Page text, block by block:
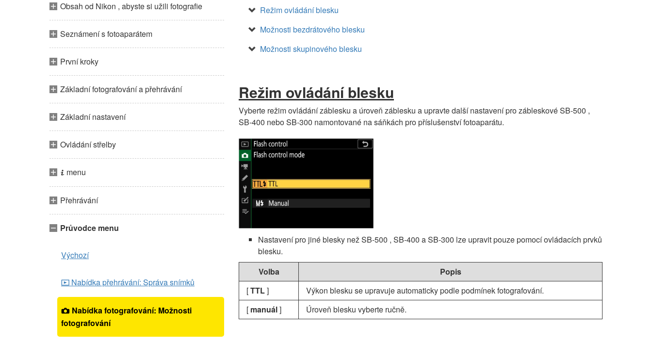
Obsah od Nikon , abyste si užili fotografie
Seznámení s fotoaparátem
První kroky
Základní fotografování a přehrávání
Základní nastavení
Ovládání střelby
i menu
Přehrávání
Průvodce menu
Výchozí
D Nabídka přehrávání: Správa snímků
C Nabídka fotografování: Možnosti
fotografování
Režim ovládání blesku
Možnosti bezdrátového blesku
Možnosti skupinového blesku
Režim ovládání blesku
Vyberte režim ovládání záblesku a úroveň záblesku a upravte další nastavení pro zábleskové SB-500 ,
SB-400 nebo SB-300 namontované na sáňkách pro příslušenství fotoaparátu.
Nastavení pro jiné blesky než SB-500 , SB-400 a SB-300 lze upravit pouze pomocí ovládacích prvků
blesku.
Volba
Popis
[TTL]
Výkon blesku se upravuje automaticky podle podmínek fotografování.
[ manuál] Úroveň blesku vyberte ručně.